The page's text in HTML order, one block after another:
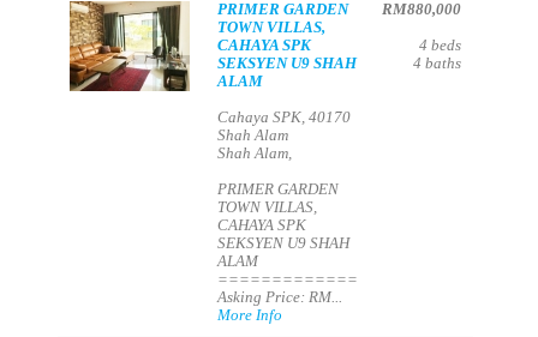
PRIMER GARDEN
TOWN VILLAS,
CAHAYA SPK
SEKSYEN U9 SHAH
ALAM
Cahaya SPK, 40170
Shah Alam
Shah Alam,
PRIMER GARDEN
TOWN VILLAS,
CAHAYA SPK
SEKSYEN U9 SHAH
ALAM
=============
Asking Price: RM...
More Info
RM880,000
4 beds
4 baths